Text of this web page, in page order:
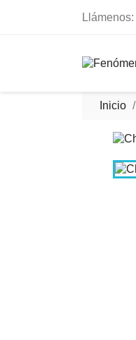
Llámenos:
Inicio